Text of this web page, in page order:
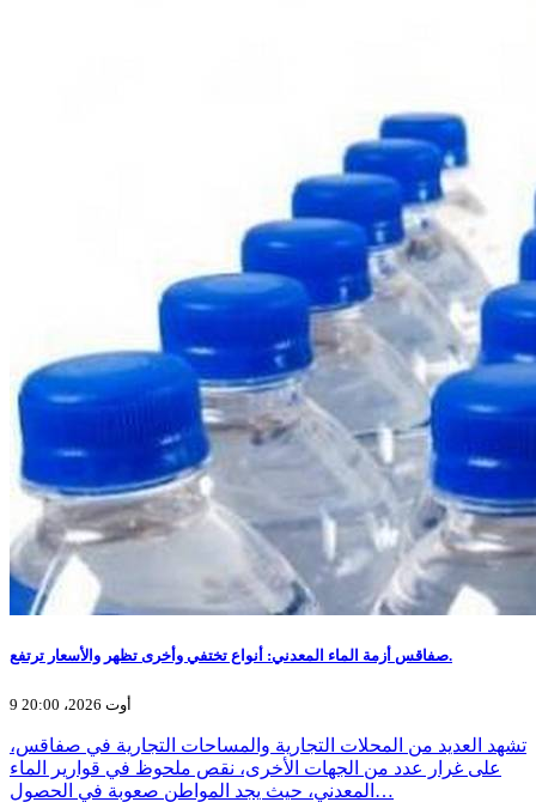
صفاقس أزمة الماء المعدني: أنواع تختفي وأخرى تظهر والأسعار ترتفع.
9 أوت 2026، 20:00
تشهد العديد من المحلات التجارية والمساحات التجارية في صفاقس،
على غرار عدد من الجهات الأخرى، نقص ملحوظ في قوارير الماء
المعدني، حيث يجد المواطن صعوبة في الحصول…